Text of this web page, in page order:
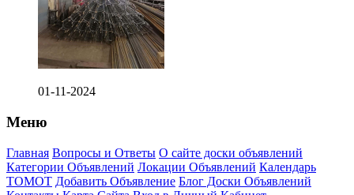
01-11-2024
Меню
Главная Вопросы и Ответы О сайте доски объявлений
Категории Объявлений Локации Объявлений Календарь
ТОМОТ Добавить Объявление Блог Доски Объявлений